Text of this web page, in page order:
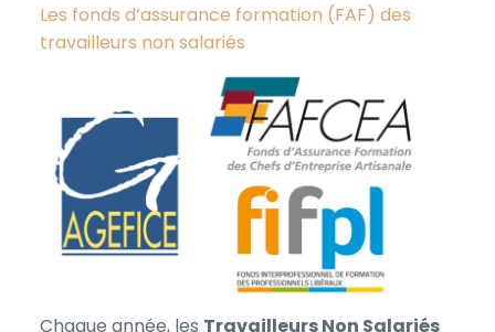
Les fonds d’assurance formation (FAF) des
travailleurs non salariés
Chaque année, les Travailleurs Non Salariés